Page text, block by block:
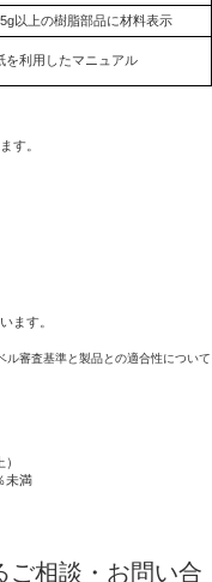
以上の樹脂部品に材料表示
を利用したマニュアル
す。
ます。
審査基準と製品との適合性について
未満
ご相談・お問い合